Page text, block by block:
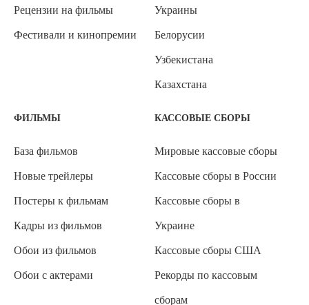
Рецензии на фильмы
Фестивали и кинопремии
Украины
Белорусии
Узбекистана
Казахстана
ФИЛЬМЫ
База фильмов
Новые трейлеры
Постеры к фильмам
Кадры из фильмов
Обои из фильмов
Обои с актерами
КАССОВЫЕ СБОРЫ
Мировые кассовые сборы
Кассовые сборы в России
Кассовые сборы в
Украине
Кассовые сборы США
Рекорды по кассовым
сборам